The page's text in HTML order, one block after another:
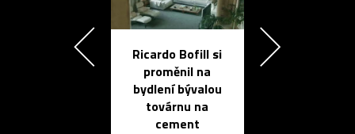
Ricardo Bofill si
proměnil na
bydlení bývalou
továrnu na
cement